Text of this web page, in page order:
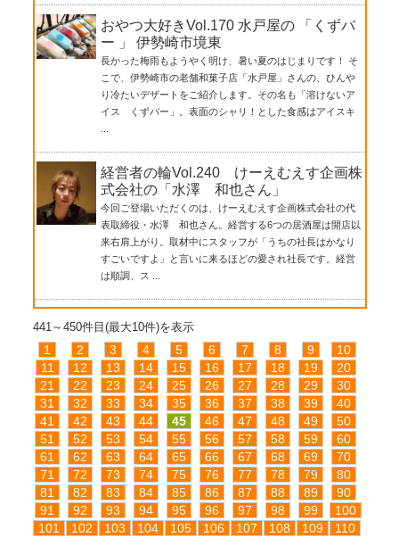
おやつ大好きVol.170 水戸屋の 「くずバ
ー 」 伊勢崎市境東
長かった梅雨もようやく明け、暑い夏のはじまりです！ そ
こで、伊勢崎市の老舗和菓子店「水戸屋」さんの、ひんや
り冷たいデザートをご紹介します。その名も「溶けないア
イス くずバー」。表面のシャリ！とした食感はアイスキ
経営者の輪Vol.240 けーえむえす企画株
式会社の「水澤 和也さん」
今回ご登場いただくのは、けーえむえす企画株式会社の代
表取締役・水澤 和也さん。経営する6つの居酒屋は開店以
来右肩上がり。取材中にスタッフが「うちの社長はかなり
すごいですよ」と言いに来るほどの愛され社長です。経営
は順調、ス ...
441～450件目(最大10件)を表示
1 2 3 4 5 6 7 8 9
10
11
12 13 14 15 16 17 18 19
20
21
22 23 24 25 26 27 28 29
30
31
32 33 34 35 36 37 38 39
40
41
42 43 44 45 46 47 48 49
50
51
52 53 54 55 56 57 58 59
60
61
62 63 64 65 66 67 68 69
70
71
72 73 74 75 76 77 78 79
80
81
82 83 84 85 86 87 88 89
90
91
92 93 94 95 96 97 98 99
100
101
102 103 104 105 106 107 108 109
110